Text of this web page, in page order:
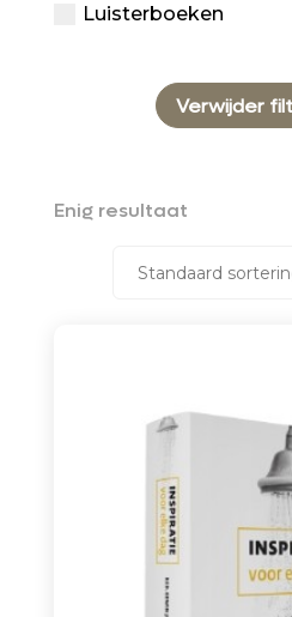
Luisterboeken
Verwijder
Enig resultaat